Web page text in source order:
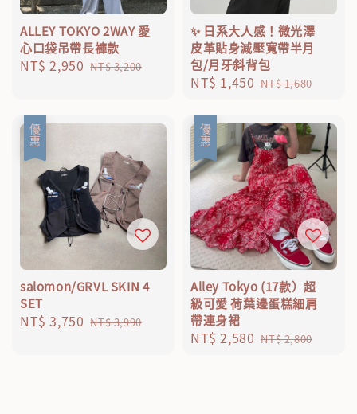
ALLEY TOKYO 2WAY 愛
心口袋吊帶長褲款
Sale
NT$ 2,950 Regular
NT$ 3,200
✨ 日系大人感！微光澤
皮革貼身減壓寬帶半月
包/月牙斜背包
Sale
NT$ 1,450 Regular
NT$ 1,680
優惠
salomon/GRVL SKIN 4
SET
Sale
NT$ 3,750 Regular
NT$ 3,990
優惠
Alley Tokyo (17款）超
級可愛 荷葉邊蛋糕細肩
帶連身裙
Sale
NT$ 2,580 Regular
NT$ 2,800